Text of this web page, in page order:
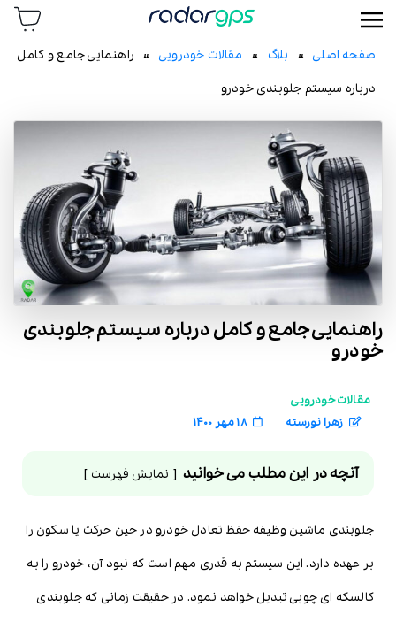
رادار جی پی اس
صفحه اصلی» بلاگ » مقالات خودرویی » راهنمایی جامع و کامل
درباره سیستم جلوبندی خودرو
راهنمایی جامع و کامل درباره سیستم جلوبندی
خودرو
مقالات خودرویی
زهرا نورسته
18 مهر 1400
آنچه در این مطلب می خوانید نمایش فهرست
جلوبندی ماشین وظیفه حفظ تعادل خودرو در حین حرکت یا سکون را
بر عهده دارد. این سیستم به قدری مهم است که نبود آن، خودرو را به
کالسکه ای چوبی تبدیل خواهد نمود. در حقیقت زمانی که جلوبندی